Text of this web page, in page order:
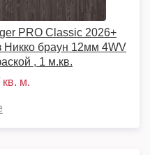
PRO Classic 2026+
Никко браун 12мм 4WV
, 1 м.кв.
кв. м.